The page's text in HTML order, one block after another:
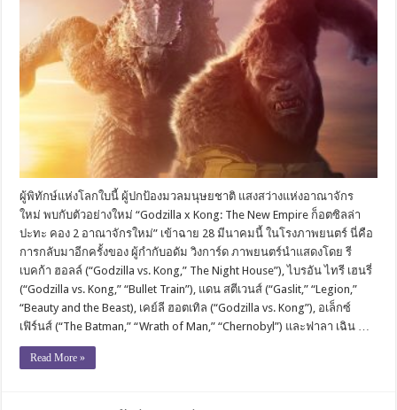
ผู้พิทักษ์แห่งโลกใบนี้ ผู้ปกป้องมวลมนุษยชาติ แสงสว่างแห่งอาณาจักร
ใหม่ พบกับตัวอย่างใหม่ “Godzilla x Kong: The New Empire ก็อตซิลล่า
ปะทะ คอง 2 อาณาจักรใหม่” เข้าฉาย 28 มีนาคมนี้ ในโรงภาพยนตร์ นี่คือ
การกลับมาอีกครั้งของ ผู้กำกับอดัม วิงการ์ด ภาพยนตร์นำแสดงโดย รี
เบคก้า ฮอลล์ (“Godzilla vs. Kong,” The Night House”), ไบรอัน ไทรี เฮนรี่
(“Godzilla vs. Kong,” “Bullet Train”), แดน สตีเวนส์ (“Gaslit,” “Legion,”
“Beauty and the Beast), เคย์ลี ฮอตเทิล (“Godzilla vs. Kong”), อเล็กซ์
เฟิร์นส์ (“The Batman,” “Wrath of Man,” “Chernobyl”) และฟาลา เฉิน …
Read More »